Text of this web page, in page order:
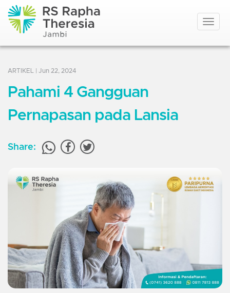
Toggle
ARTIKEL | Jun 22, 2024
Pahami 4 Gangguan
Pernapasan pada Lansia
Share: